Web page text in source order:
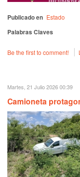
Publicado en Estado
Palabras Claves
Be the first to comment!
Martes, 21 Julio 2026 00:39
Camioneta